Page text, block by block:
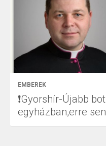
EMBEREK
❗Gyorshír-Újabb
egyházban,erre